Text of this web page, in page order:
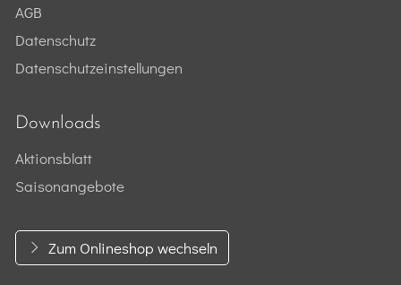
AGB
Datenschutz
Datenschutzeinstellungen
Downloads
Aktionsblatt
Saisonangebote
Zum Onlineshop wechseln